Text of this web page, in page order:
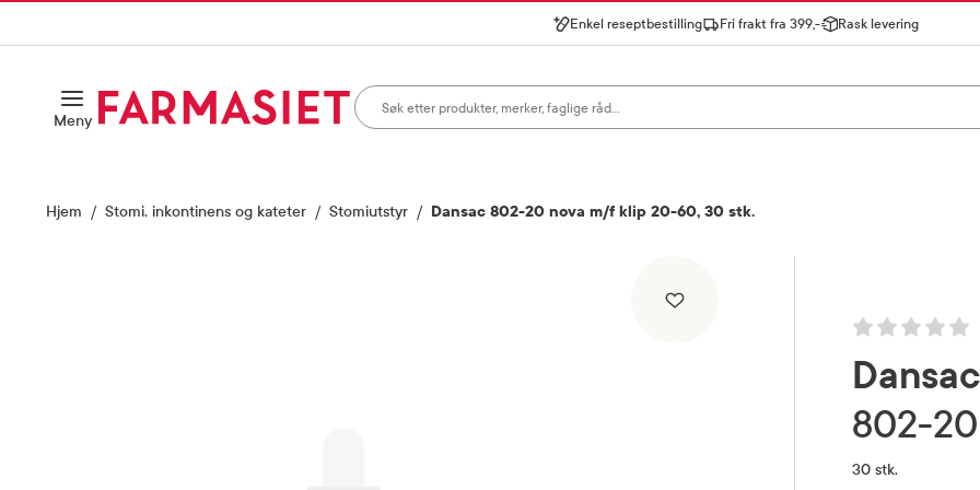
Enkel reseptbestilling Fri frakt fra 399,- Rask levering
INNHOLD
MenyÅpne
Søk i apotek
Hjem Stomi, inkontinens og kateter Stomiutstyr Dansac 802-20 nova m/f klip 20-60, 30 stk.
Dansac
802-
30 stk.